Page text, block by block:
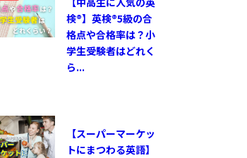
検®︎】英検®︎5級の合
格点や合格率は？小
学生受験者はどれく
ら...
【スーパーマーケッ
トにまつわる英語】